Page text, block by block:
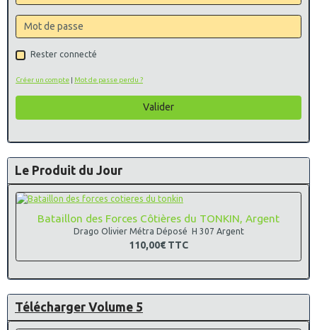
Rester connecté
Créer un compte | Mot de passe perdu ?
Valider
Le Produit du Jour
Bataillon des Forces Côtières du TONKIN, Argent
Drago Olivier Métra Déposé H 307 Argent
110,00€ TTC
Télécharger Volume 5